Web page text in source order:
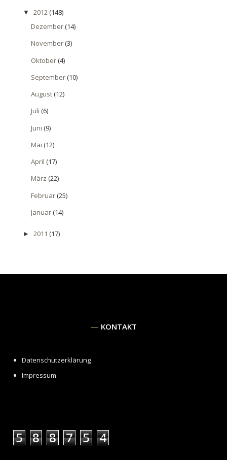
▼ 2012(148)
Dezember(14)
November(3)
Oktober(4)
September(10)
August(12)
Juli (6)
Juni (9)
Mai (12)
April (17)
März (22)
Februar(25)
Januar(14)
► 2011 (17)
KONTAKT
Datenschutzerklärung
Impressum
5 8 8 7 5 4